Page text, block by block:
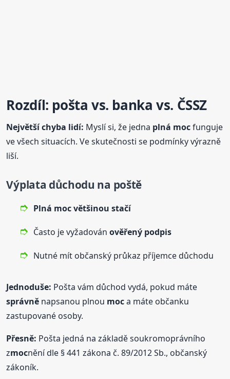
Rozdíl: pošta vs. banka vs. ČSSZ
Největší chyba lidí: Myslí si, že jedna plná mocfunguje
ve všech situacích. Ve skutečnosti se podmínky výrazně
liší.
Výplata důchodu na poště
Plná mocvětšinou stačí
Často je vyžadovánověřený podpis
Nutné mít občanský průkaz příjemce důchodu
Jednoduše: Pošta vám důchod vydá, pokud máte
správně napsanou plnou moca máte občanku
zastupované osoby.
Přesně: Pošta jedná na základě soukromoprávního
zmocnění dle § 441 zákona č. 89/2012 Sb., občanský
zákoník.